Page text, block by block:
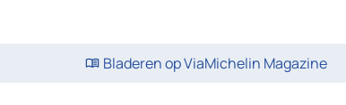
Bladeren op ViaMichelin Magazine